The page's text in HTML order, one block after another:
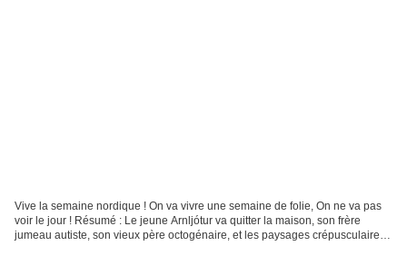
Vive la semaine nordique ! On va vivre une semaine de folie, On ne va pas
voir le jour ! Résumé : Le jeune Arnljótur va quitter la maison, son frère
jumeau autiste, son vieux père octogénaire, et les paysages crépusculaires